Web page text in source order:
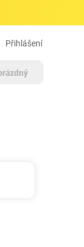
Přihlášení